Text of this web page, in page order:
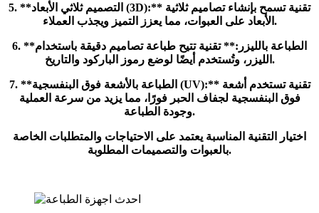
5. **التصميم ثلاثي الأبعاد (3D):** تقنية تسمح بإنشاء تصاميم ثلاثية
الأبعاد على العبوات، مما يعزز التميز ويجذب العملاء.
6. **الطباعة بالليزر:** تقنية تتيح طباعة تصاميم دقيقة باستخدام
الليزر، وتُستخدم أيضًا لوضع رموز الباركود والتاريخ.
7. **الطباعة بالأشعة فوق البنفسجية (UV):** تقنية تستخدم أشعة
فوق البنفسجية لجفاف الحبر فورًا، مما يزيد من سرعة العملية
وجودة الطباعة.
اختيار التقنية المناسبة يعتمد على الاحتياجات والمتطلبات الخاصة
بالعبوات والتصميمات المطلوبة.